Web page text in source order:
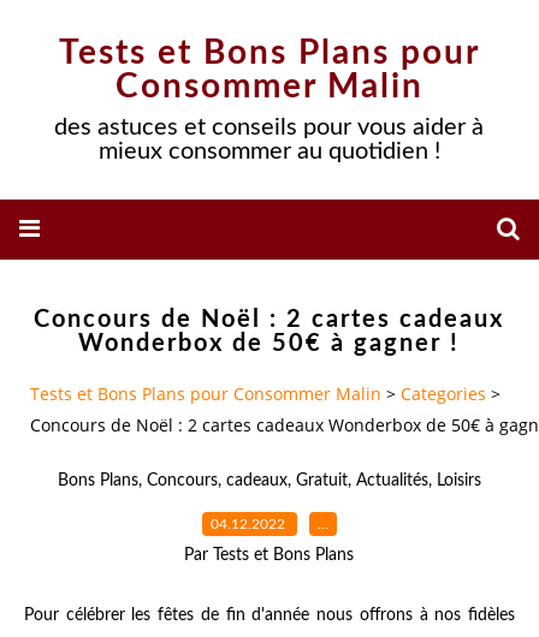
Tests et Bons Plans pour
Consommer Malin
des astuces et conseils pour vous aider à
mieux consommer au quotidien !
Concours de Noël : 2 cartes cadeaux
Wonderbox de 50€ à gagner !
Tests et Bons Plans pour Consommer Malin > Categories >
Concours de Noël : 2 cartes cadeaux Wonderbox de 50€ à
Bons Plans, Concours, cadeaux, Gratuit, Actualités, Loisirs
04.12.2022 …
Par Tests et Bons Plans
Pour célébrer les fêtes de fin d'année nous offrons à nos fidèles